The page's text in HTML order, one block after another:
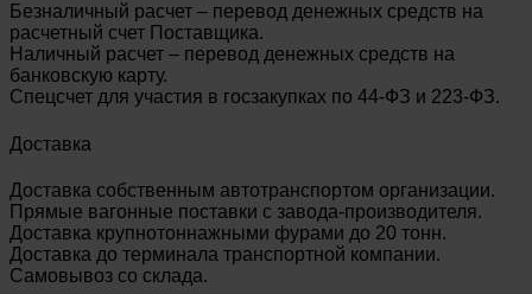
Безналичный расчет – перевод денежных средств на
расчетный счет Поставщика.
Наличный расчет – перевод денежных средств на
банковскую карту.
Спецсчет для участия в госзакупках по 44-ФЗ и 223-ФЗ.
Доставка
Доставка собственным автотранспортом организации.
Прямые вагонные поставки с завода-производителя.
Доставка крупнотоннажными фурами до 20 тонн.
Доставка до терминала транспортной компании.
Самовывоз со склада.